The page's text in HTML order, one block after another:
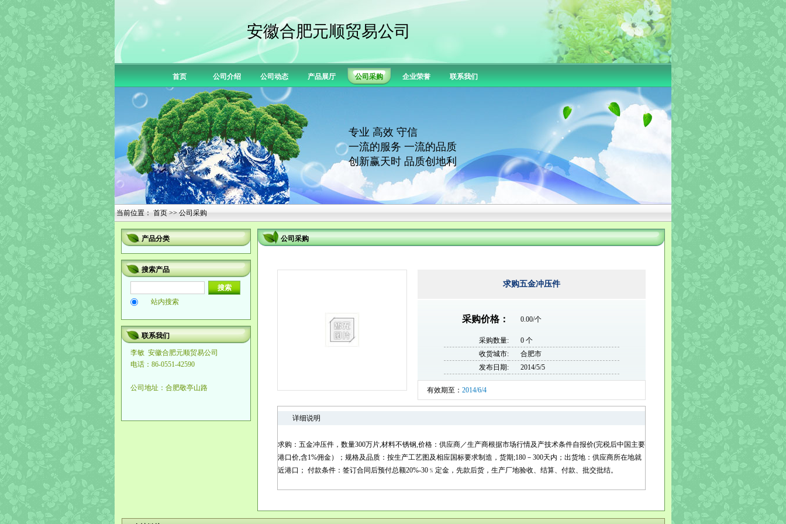
安徽合肥元顺贸易公司
首页 公司介绍 公司动态 产品展厅 公司采购 企业荣誉 联系我们
专业 高效 守信
一流的服务 一流的品质
创新赢天时 品质创地利
当前位置： 首页 >> 公司采购
产品分类
搜索产品
站内搜索
联系我们
李敏 安徽合肥元顺贸易公司
电话：86-0551-42590
公司地址：合肥敬亭山路
公司采购
求购五金冲压件
采购价格： 0.00/个
采购数量:
0 个
收货城市:
合肥市
发布日期:
2014/5/5
有效期至： 2014/6/4
详细说明
求购：五金冲压件，数量300万片,材料不锈钢,价格：供应商／生产商根据市场行情及产技术条件自报价(完税后中国主要
港口价,含1%佣金）；规格及品质：按生产工艺图及相应国标要求制造，货期;180－300天内；出货地：供应商所在地就
近港口； 付款条件：签订合同后预付总额20%-30﹪定金，先款后货，生产厂地验收、结算、付款、批交批结。